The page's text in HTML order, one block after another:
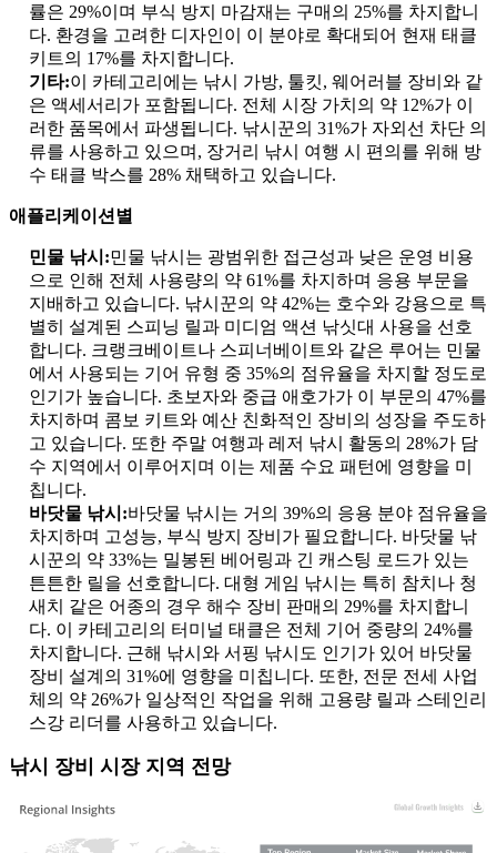
률은 29%이며 부식 방지 마감재는 구매의 25%를 차지합니
다. 환경을 고려한 디자인이 이 분야로 확대되어 현재 태클
키트의 17%를 차지합니다.
기타:이 카테고리에는 낚시 가방, 툴킷, 웨어러블 장비와 같
은 액세서리가 포함됩니다. 전체 시장 가치의 약 12%가 이
러한 품목에서 파생됩니다. 낚시꾼의 31%가 자외선 차단 의
류를 사용하고 있으며, 장거리 낚시 여행 시 편의를 위해 방
수 태클 박스를 28% 채택하고 있습니다.
애플리케이션별
민물 낚시:민물 낚시는 광범위한 접근성과 낮은 운영 비용
으로 인해 전체 사용량의 약 61%를 차지하며 응용 부문을
지배하고 있습니다. 낚시꾼의 약 42%는 호수와 강용으로 특
별히 설계된 스피닝 릴과 미디엄 액션 낚싯대 사용을 선호
합니다. 크랭크베이트나 스피너베이트와 같은 루어는 민물
에서 사용되는 기어 유형 중 35%의 점유율을 차지할 정도로
인기가 높습니다. 초보자와 중급 애호가가 이 부문의 47%를
차지하며 콤보 키트와 예산 친화적인 장비의 성장을 주도하
고 있습니다. 또한 주말 여행과 레저 낚시 활동의 28%가 담
수 지역에서 이루어지며 이는 제품 수요 패턴에 영향을 미
칩니다.
바닷물 낚시:바닷물 낚시는 거의 39%의 응용 분야 점유율을
차지하며 고성능, 부식 방지 장비가 필요합니다. 바닷물 낚
시꾼의 약 33%는 밀봉된 베어링과 긴 캐스팅 로드가 있는
튼튼한 릴을 선호합니다. 대형 게임 낚시는 특히 참치나 청
새치 같은 어종의 경우 해수 장비 판매의 29%를 차지합니
다. 이 카테고리의 터미널 태클은 전체 기어 중량의 24%를
차지합니다. 근해 낚시와 서핑 낚시도 인기가 있어 바닷물
장비 설계의 31%에 영향을 미칩니다. 또한, 전문 전세 사업
체의 약 26%가 일상적인 작업을 위해 고용량 릴과 스테인리
스강 리더를 사용하고 있습니다.
낚시 장비 시장 지역 전망